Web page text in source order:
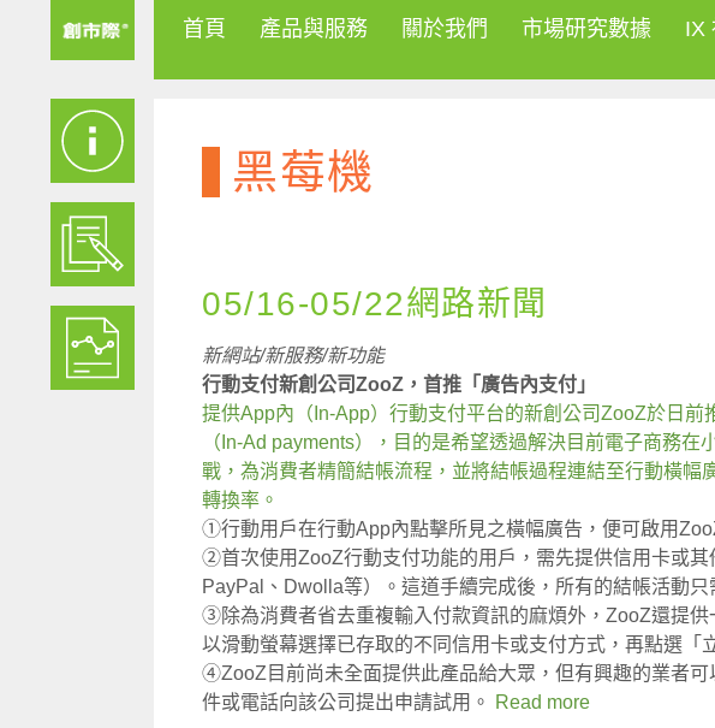
首頁 產品與服務 關於我們 市場研究數據 IX
黑莓機
05/16-05/22網路新聞
新網站/新服務/新功能
行動支付新創公司ZooZ，首推「廣告內支付」
提供App內（In-App）行動支付平台的新創公司ZooZ於日前
（In-Ad payments），目的是希望透過解決目前電子商務在
戰，為消費者精簡結帳流程，並將結帳過程連結至行動橫幅
轉換率。
①行動用戶在行動App內點擊所見之橫幅廣告，便可啟用
②首次使用ZooZ行動支付功能的用戶，需先提供信用卡或其
PayPal、Dwolla等）。這道手續完成後，所有的結帳活動只
③除為消費者省去重複輸入付款資訊的麻煩外，ZooZ還提供
以滑動螢幕選擇已存取的不同信用卡或支付方式，再點選「
④ZooZ目前尚未全面提供此產品給大眾，但有興趣的業者可
件或電話向該公司提出申請試用。
Read more